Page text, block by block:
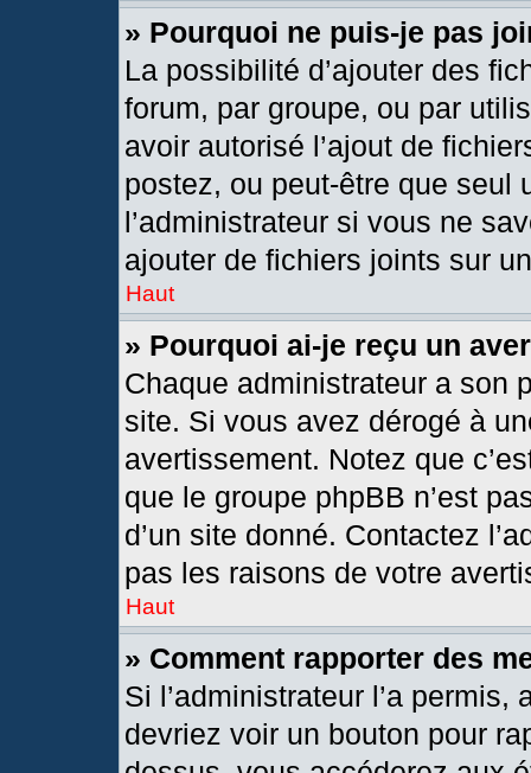
» Pourquoi ne puis-je pas
La possibilité d’ajouter des
forum, par groupe, ou par
avoir autorisé l’ajout de
postez, ou peut-être que seul
l’administrateur si vous ne
ajouter de fichiers joints sur
Haut
» Pourquoi ai-je reçu un
Chaque administrateur a son
site. Si vous avez dérogé à
avertissement. Notez que
que le groupe phpBB n’est
d’un site donné. Contactez
pas les raisons de votre
Haut
» Comment rapporter des
Si l’administrateur l’a
devriez voir un bouton pour